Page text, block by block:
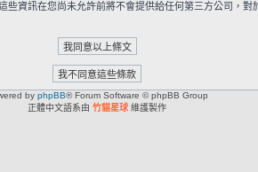
資訊在您尚未允許前將不會提供給任何第三方公司，
by phpBB® Forum Software © phpBB Group
正體中文語系由 竹貓星球 維護製作